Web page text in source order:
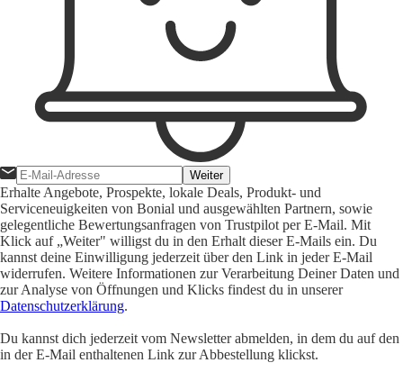
Weiter
Erhalte Angebote, Prospekte, lokale Deals, Produkt- und
Serviceneuigkeiten von Bonial und ausgewählten Partnern, sowie
gelegentliche Bewertungsanfragen von Trustpilot per E-Mail. Mit
Klick auf „Weiter" willigst du in den Erhalt dieser E-Mails ein. Du
kannst deine Einwilligung jederzeit über den Link in jeder E-Mail
widerrufen. Weitere Informationen zur Verarbeitung Deiner Daten und
zur Analyse von Öffnungen und Klicks findest du in unserer
Datenschutzerklärung.
Du kannst dich jederzeit vom Newsletter abmelden, in dem du auf den
in der E-Mail enthaltenen Link zur Abbestellung klickst.